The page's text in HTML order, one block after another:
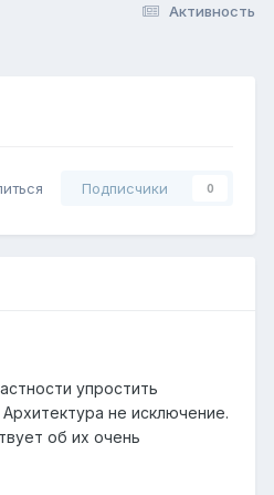
Активность
Подписчики 0
упростить
не исключение.
об их очень